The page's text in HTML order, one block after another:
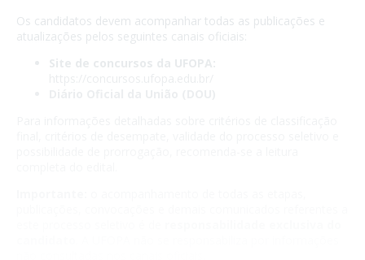
Os candidatos devem acompanhar todas as publicações e
atualizações pelos seguintes canais oficiais: